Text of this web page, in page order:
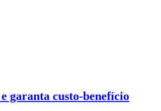
garanta custo-benefício